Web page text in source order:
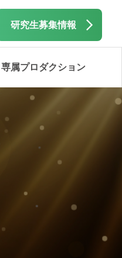
研究生募集情報
専属プロダクション